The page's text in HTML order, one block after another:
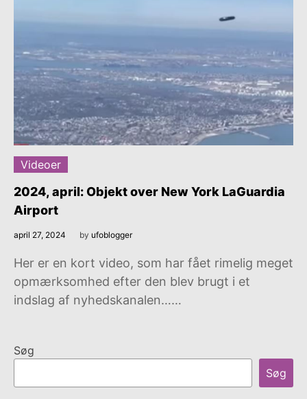
Videoer
2024, april: Objekt over New York LaGuardia
Airport
april 27, 2024 by ufoblogger
Her er en kort video, som har fået rimelig meget
opmærksomhed efter den blev brugt i et
indslag af nyhedskanalen……
Søg
Søg